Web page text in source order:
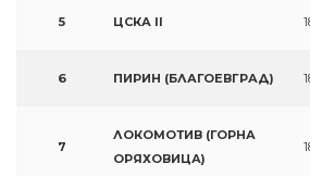
5 ЦСКА II
6 ПИРИН (БЛАГОЕВГРАД)
7
ЛОКОМОТИВ (ГОРНА
ОРЯХОВИЦА)